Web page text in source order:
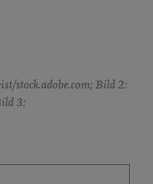
stock.adobe.com; Bild 2:
3: